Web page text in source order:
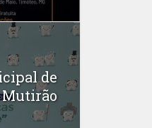
de
Mutirão